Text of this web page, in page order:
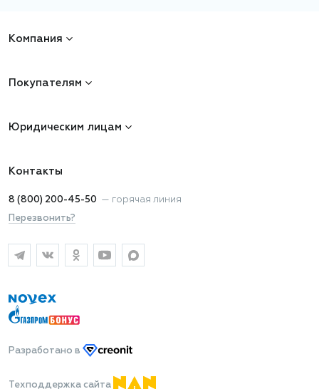
Компания
Покупателям
Юридическим лицам
Контакты
8 (800) 200-45-50 — горячая линия
Перезвонить?
Разработано в
Техподдержка сайта